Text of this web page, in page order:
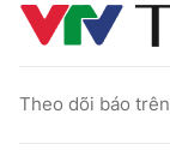
Theo dõi báo trên